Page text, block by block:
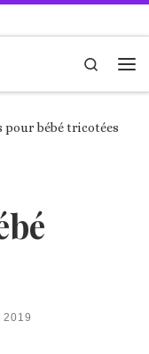
Search
pour bébé tricotées
2019